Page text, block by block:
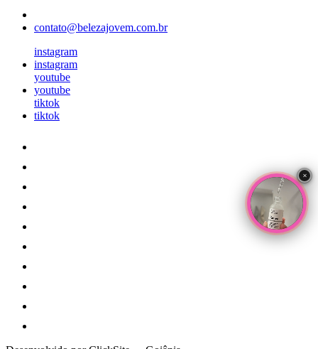
contato@belezajovem.com.br
instagram
instagram
youtube
youtube
tiktok
tiktok